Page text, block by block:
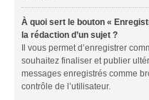
À quoi sert le bouton «
la rédaction d’un sujet ?
Il vous permet d’enregistrer
souhaitez finaliser et publier
messages enregistrés comme
contrôle de l’utilisateur.